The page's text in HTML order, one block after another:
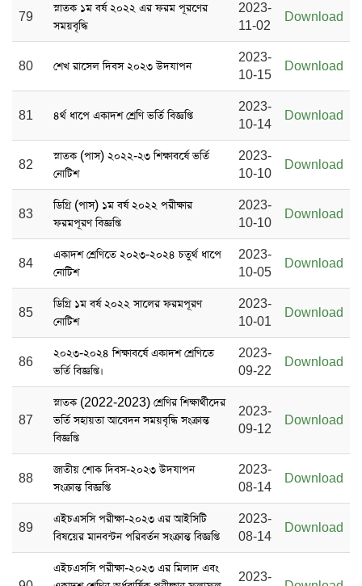
79
স্নাতক ১ম বর্ষ ২০২২ এর ফরম পূরণের
সময়বৃদ্ধি
2023-
11-02
Download
80 শেখ রাসেল দিবস ২০২৩ উদযাপন
2023-
10-15
Download
81 ৪র্থ ধাপে একাদশ শ্রেণি ভর্তি বিজ্ঞপ্তি
2023-
10-14
Download
82
স্নাতক (পাস) ২০২২-২৩ শিক্ষাবর্ষে ভর্তি
নোটিশ
2023-
10-10
Download
83
ডিগ্রি (পাস) ১ম বর্ষ ২০২২ পরীক্ষার
ফরমপূরণ বিজ্ঞপ্তি
2023-
10-10
Download
84
একাদশ শ্রেণিতে ২০২৩-২০২৪ চতুর্থ ধাপে
নোটিশ
2023-
10-05
Download
85
ডিগ্রি ১ম বর্ষ ২০২২ সালের ফরমপূরণ
নোটিশ
2023-
10-01
Download
86
২০২৩-২০২৪ শিক্ষাবর্ষে একাদশ শ্রেণিতে
ভর্তি বিজ্ঞপ্তি।
2023-
09-22
Download
87
স্নাতক (2022-2023) শ্রেণির শিক্ষার্থীদের
ভর্তি সহায়তা আবেদন সময়বৃদ্ধি সংক্রান্ত
বিজ্ঞপ্তি
2023-
09-12
Download
88
জাতীয় শোক দিবস-২০২৩ উদযাপন
সংক্রান্ত বিজ্ঞপ্তি
2023-
08-14
Download
89
এইচএসসি পরীক্ষা-২০২৩ এর আইসিটি
বিষয়ের মানবন্টন পরিবর্তন সংক্রান্ত বিজ্ঞপ্তি
2023-
08-14
Download
এইচএসসি পরীক্ষা-২০২৩ এর মিলাদ এবং
2023-